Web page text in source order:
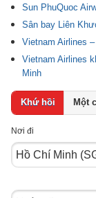
Sun PhuQuoc
Sân bay Liên
Vietnam Airlines
Vietnam Airlines
Minh
Khứ hồi Một
Nơi đi
Ngày